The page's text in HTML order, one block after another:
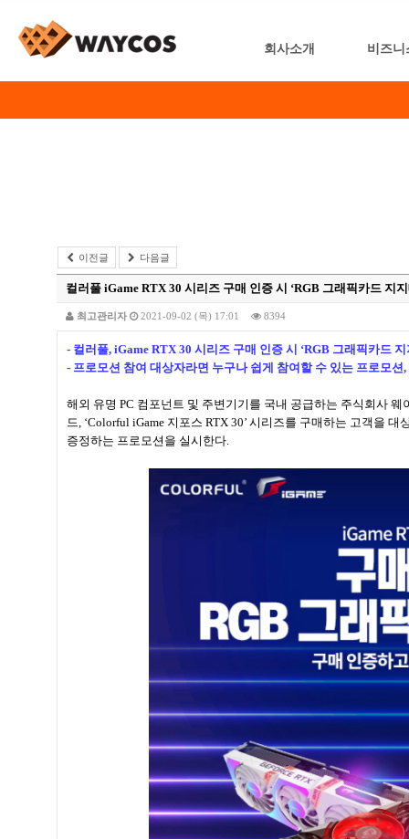
회사소개 비즈니
이전글 다음글
컬러풀 iGame RTX 30 시리즈 구매 인증 시 ‘RGB 그래픽카드 지
최고관리자 2021-09-02 (목) 17:01 8394
- 컬러풀, iGame RTX 30 시리즈 구매 인증 시 ‘RGB 그래픽카드
- 프로모션 참여 대상자라면 누구나 쉽게 참여할 수 있는 프로모션
해외 유명 PC 컴포넌트 및 주변기기를 국내 공급하는 주식회사
드, ‘Colorful iGame 지포스 RTX 30’ 시리즈를 구매하는 고객을
증정하는 프로모션을 실시한다.